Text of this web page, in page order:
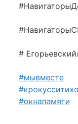
#
#мывместе
#окнапамяти